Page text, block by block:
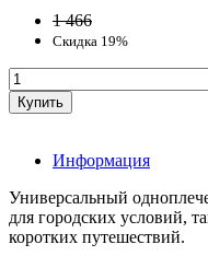
1 466
Скидка 19%
Информация
Универсальный
для городских условий,
коротких путешествий.